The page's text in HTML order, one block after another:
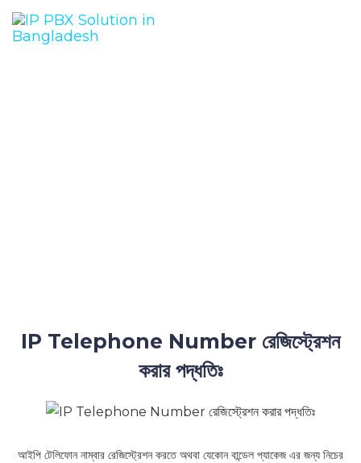
IP Telephone Number রেজিস্ট্রেশন
করার পদ্ধতিঃ
আইপি টেলিফোন নাম্বার রেজিস্ট্রেশন করতে অথবা যেকোন বান্ডেল প্যাকেজ এর জন্য নিচের